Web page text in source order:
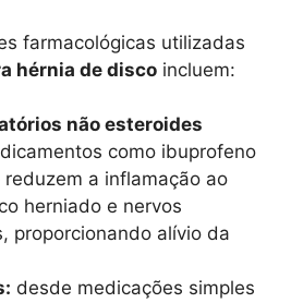
farmacológicas utilizadas
hérnia de disco incluem:
não esteroides
como ibuprofeno
reduzem a inflamação ao
herniado e nervos
proporcionando alívio da
desde medicações simples